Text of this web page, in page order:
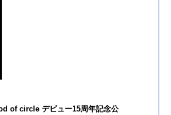
of circle デビュー15周年記念公